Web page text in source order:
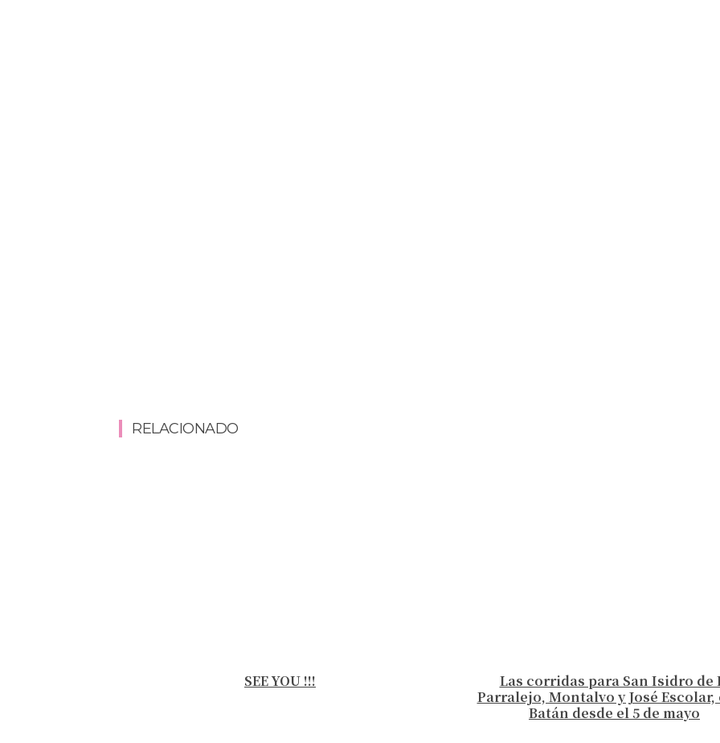
RELACIONADO
SEE YOU !!!
Las corridas para San Isidro de
Parralejo, Montalvo y José Escolar,
Batán desde el 5 de mayo